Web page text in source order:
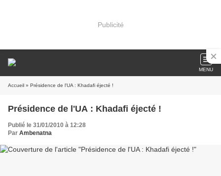
Publicité
MENU
Accueil » Présidence de l'UA : Khadafi éjecté !
Présidence de l'UA : Khadafi éjecté !
Publié le 31/01/2010 à 12:28
Par Ambenatna